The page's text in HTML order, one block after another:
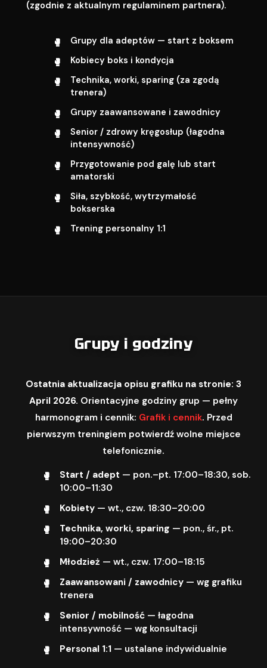
(zgodnie z aktualnym regulaminem partnera).
Grupy dla adeptów — start z boksem
Kobiecy boks i kondycja
Technika, worki, sparing (za zgodą
trenera)
Grupy zaawansowane i zawodnicy
Senior / zdrowy kręgosłup (łagodna
intensywność)
Przygotowanie pod galę lub start
amatorski
Siła, szybkość, wytrzymałość
bokserska
Trening personalny 1:1
Grupy i godziny
Ostatnia aktualizacja opisu grafiku na stronie: 3
April 2026. Orientacyjne godziny grup — pełny
harmonogram i cennik: Grafik i cennik. Przed
pierwszym treningiem potwierdź wolne miejsce
telefonicznie.
Start / adept — pon.–pt. 17:00–18:30, sob.
10:00–11:30
Kobiety— wt., czw. 18:30–20:00
Technika, worki, sparing — pon., śr., pt.
19:00–20:30
Młodzież — wt., czw. 17:00–18:15
Zaawansowani / zawodnicy— wg grafiku
trenera
Senior / mobilność— łagodna
intensywność — wg konsultacji
Personal 1:1 — ustalane indywidualnie